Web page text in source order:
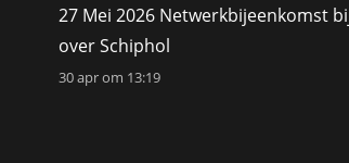
27 Mei 2026 Netwerkbijeenkomst
over Schiphol
30 apr om 13:19